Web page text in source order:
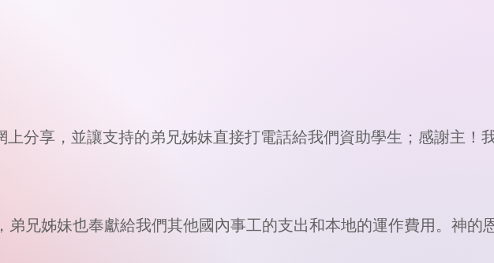
分享，並讓支持的弟兄姊妹直接打電話給我們資助學生；感謝主！
兄姊妹也奉獻給我們其他國內事工的支出和本地的運作費用。神的